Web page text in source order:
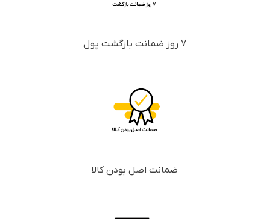
7 روز ضمانت بازگشت پول
ضمانت اصل بودن کالا